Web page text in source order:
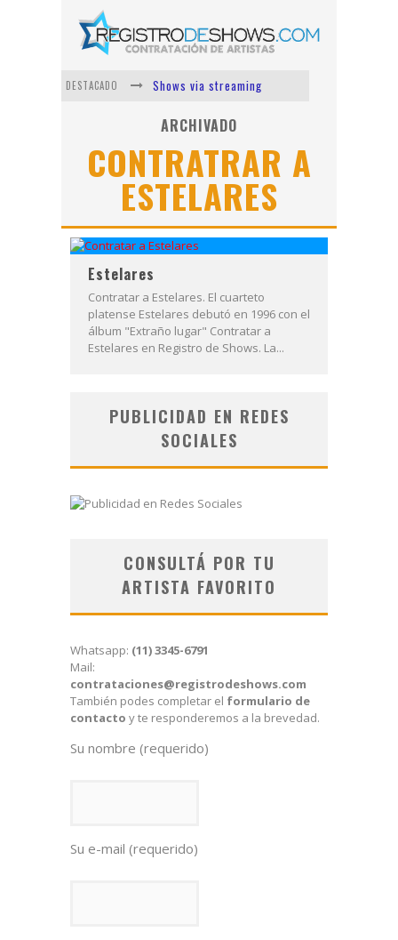
DESTACADO
Shows via streaming
Lit Killah
Nicki Nicole
Duki
Vi Em
Los Ángeles Azules
ARCHIVADO
CONTRATRAR A
ESTELARES
Estelares
Contratar a Estelares. El cuarteto
platense Estelares debutó en 1996 con el
álbum "Extraño lugar" Contratar a
Estelares en Registro de Shows. La...
PUBLICIDAD EN REDES
SOCIALES
CONSULTÁ POR TU
ARTISTA FAVORITO
Whatsapp: (11) 3345-6791
Mail:
contrataciones@registrodeshows.com
También podes completar el formulario de
contacto y te responderemos a la brevedad.
Su nombre (requerido)
Su e-mail (requerido)